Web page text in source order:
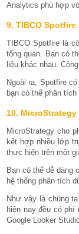
Analytics phù hợp
9. TIBCO Spotfire
TIBCO Spotfire là
tổng quan. Bạn có
liệu khác nhau.
Ngoài ra, Spotfire
bạn có thể phân
10. MicroStrategy
MicroStrategy cho
kết hợp nhiều lớp
thực hiện trên một
Bạn có thể dễ dàng
hệ thống phân tích
Như vậy là chúng
hiện nay đều có
Google Looker